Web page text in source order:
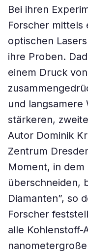
Bei ihren
Forscher mittels
optischen
ihre Proben.
einem Druck
und langsamere
stärkeren,
Autor Dominik
Zentrum
Moment, in dem
überschneiden,
Diamanten”, so
Forscher
alle Kohlenstoff-